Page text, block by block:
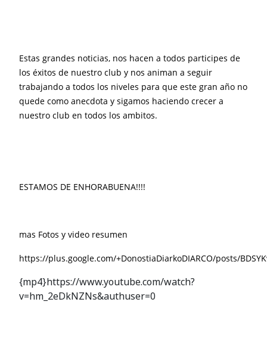
Estas grandes noticias, nos hacen a todos participes de
los éxitos de nuestro club y nos animan a seguir
trabajando a todos los niveles para que este gran año no
quede como anecdota y sigamos haciendo crecer a
nuestro club en todos los ambitos.
ESTAMOS DE ENHORABUENA!!!!
mas Fotos y video resumen
https://plus.google.com/+DonostiaDiarkoDIARCO/posts/
{mp4}https://www.youtube.com/watch?
v=hm_2eDkNZNs&authuser=0